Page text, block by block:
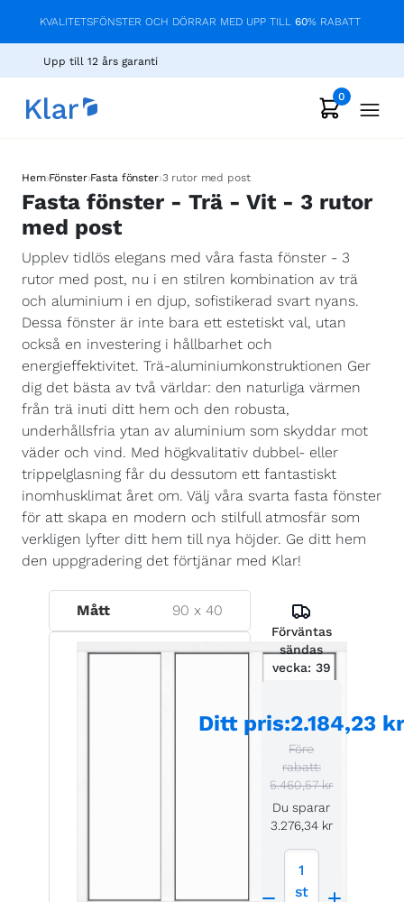
KVALITETSFÖNSTER OCH DÖRRAR MED UPP TILL 60% RABATT
Upp till 12 års garanti
0
Hem›Fönster›Fasta fönster›3 rutor med post
Fasta fönster - Trä - Vit - 3 rutor
med post
Upplev tidlös elegans med våra fasta fönster - 3
rutor med post, nu i en stilren kombination av trä
och aluminium i en djup, sofistikerad svart nyans.
Dessa fönster är inte bara ett estetiskt val, utan
också en investering i hållbarhet och
energieffektivitet. Trä-aluminiumkonstruktionen Ger
dig det bästa av två världar: den naturliga värmen
från trä inuti ditt hem och den robusta,
underhållsfria ytan av aluminium som skyddar mot
väder och vind. Med högkvalitativ dubbel- eller
trippelglasning får du dessutom ett fantastiskt
inomhusklimat året om. Välj våra svarta fasta fönster
för att skapa en modern och stilfull atmosfär som
verkligen lyfter ditt hem till nya höjder. Ge ditt hem
den uppgradering det förtjänar med Klar!
Mått 90 x40
Förväntas
sändas
vecka: 39
Ditt pris:2.184,23 kr
Före
rabatt:
5.460,57 kr
Du sparar
3.276,34 kr
1
st